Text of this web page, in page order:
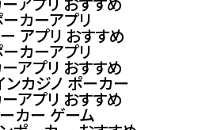
カーアプリ
アプリ おすすめ
カーアプリ
アプリ おすすめ
ンカジノ ポーカー
アプリ おすすめ
カー ゲーム